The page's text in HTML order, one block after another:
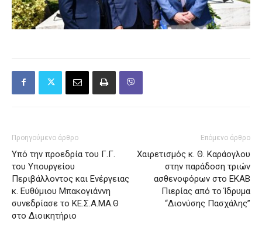
Προηγούμενο άρθρο
Υπό την προεδρία του Γ.Γ.
του Υπουργείου
Περιβάλλοντος και Ενέργειας
κ. Ευθύμιου Μπακογιάννη
συνεδρίασε το ΚΕ.Σ.Α.ΜΑ.Θ
στο Διοικητήριο
Επόμενο άρθρο
Χαιρετισμός κ. Θ. Καράογλου
στην παράδοση τριών
ασθενοφόρων στο ΕΚΑΒ
Πιερίας από το Ίδρυμα
“Διονύσης Πασχάλης”